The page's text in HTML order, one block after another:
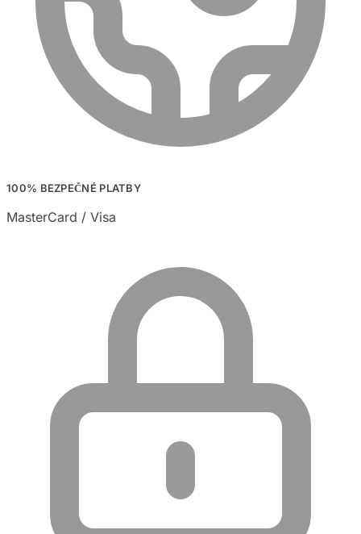
100% BEZPEČNÉ PLATBY
MasterCard / Visa